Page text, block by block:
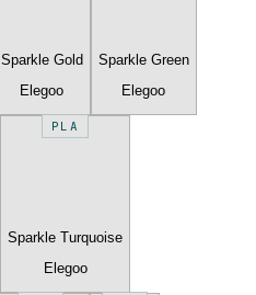
Sparkle Gold
Elegoo
Sparkle Green
Elegoo
PLA
Sparkle Turquoise
Elegoo